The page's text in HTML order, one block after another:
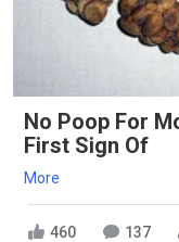
No Poop For
First Sign Of
More
460 137